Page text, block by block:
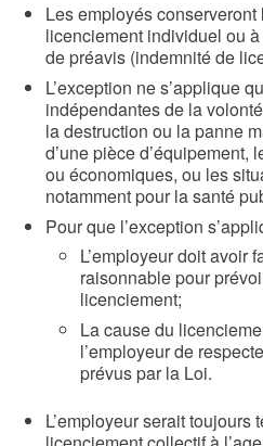
Les employés
licenciement individuel ou
de préavis (indemnité de
L’exception ne s’applique
indépendantes de la
la destruction ou la panne
d’une pièce
ou économiques, ou les
notamment pour la santé
Pour que l’exception
L’employeur doit avoir
raisonnable pour
licenciement;
La cause du
l’employeur de
prévus par la Loi.
L’employeur serait